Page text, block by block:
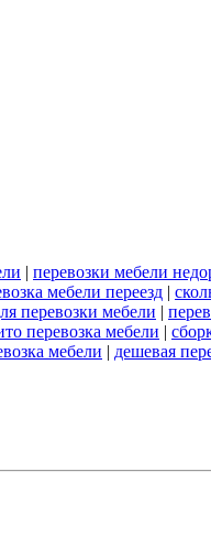
| перевозки мебели
мебели переезд |
перевозки мебели |
перевозка мебели |
мебели | дешевая